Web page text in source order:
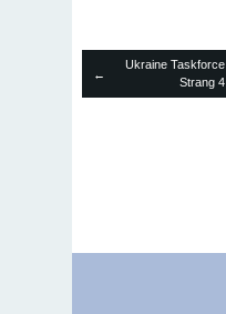
←
Ukraine Taskforce
Strang 4